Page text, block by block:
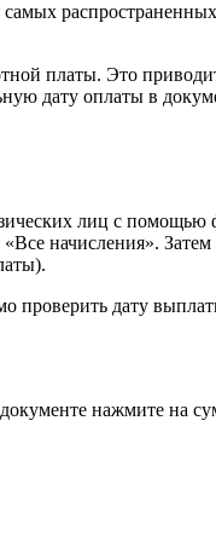
платы. Это
дату оплаты в
лиц с
начисления».
дату
нажмите на